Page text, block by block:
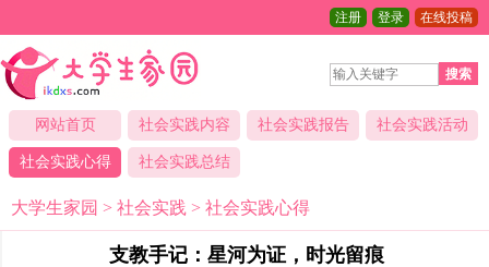
注册 登录 在线投稿
搜索
网站首页 社会实践内容 社会实践报告 社会实践活动
社会实践心得 社会实践总结
大学生家园 > 社会实践 > 社会实践心得
支教手记：星河为证，时光留痕